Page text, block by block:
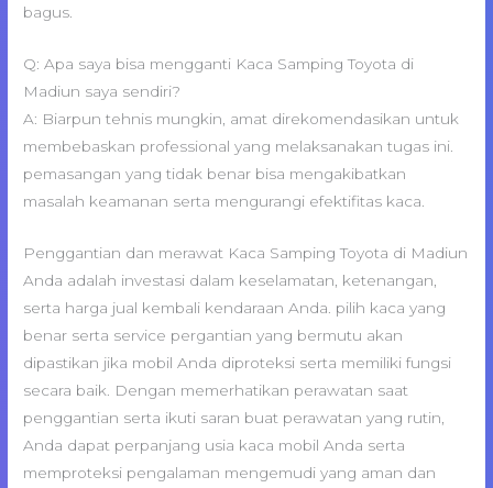
bagus.
Q: Apa saya bisa mengganti Kaca Samping Toyota di
Madiun saya sendiri?
A: Biarpun tehnis mungkin, amat direkomendasikan untuk
membebaskan professional yang melaksanakan tugas ini.
pemasangan yang tidak benar bisa mengakibatkan
masalah keamanan serta mengurangi efektifitas kaca.
Penggantian dan merawat Kaca Samping Toyota di Madiun
Anda adalah investasi dalam keselamatan, ketenangan,
serta harga jual kembali kendaraan Anda. pilih kaca yang
benar serta service pergantian yang bermutu akan
dipastikan jika mobil Anda diproteksi serta memiliki fungsi
secara baik. Dengan memerhatikan perawatan saat
penggantian serta ikuti saran buat perawatan yang rutin,
Anda dapat perpanjang usia kaca mobil Anda serta
memproteksi pengalaman mengemudi yang aman dan